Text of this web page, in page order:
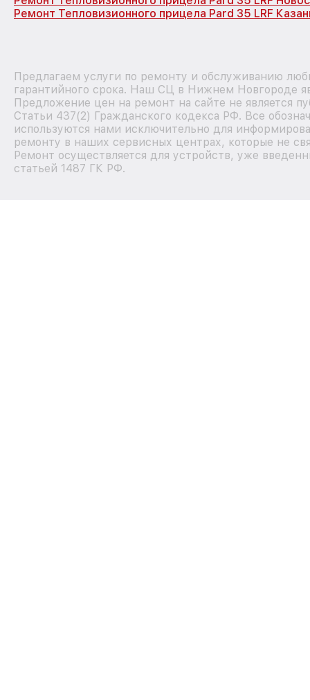
Ремонт Тепловизионного прицела Pard 35 LRF
Предлагаем услуги по ремонту и обслуживанию
гарантийного срока. Наш СЦ в Нижнем Новгороде
Предложение цен на ремонт на сайте не является
Статьи 437(2) Гражданского кодекса РФ. Все
используются нами исключительно для
ремонту в наших сервисных центрах, которые не
Ремонт осуществляется для устройств, уже
статьей 1487 ГК РФ.